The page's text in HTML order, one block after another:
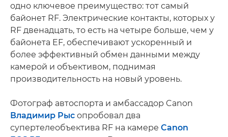
одно ключевое преимущество: тот самый
байонет RF. Электрические контакты, которых у
RF двенадцать, то есть на четыре больше, чем у
байонета EF, обеспечивают ускоренный и
более эффективный обмен данными между
камерой и объективом, поднимая
производительность на новый уровень.
Фотограф автоспорта и амбассадор Canon
Владимир Рыс опробовал два
супертелеобъектива RF на камере Canon